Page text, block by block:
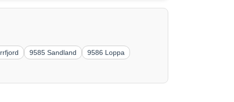
9585 Sandland
9586 Loppa